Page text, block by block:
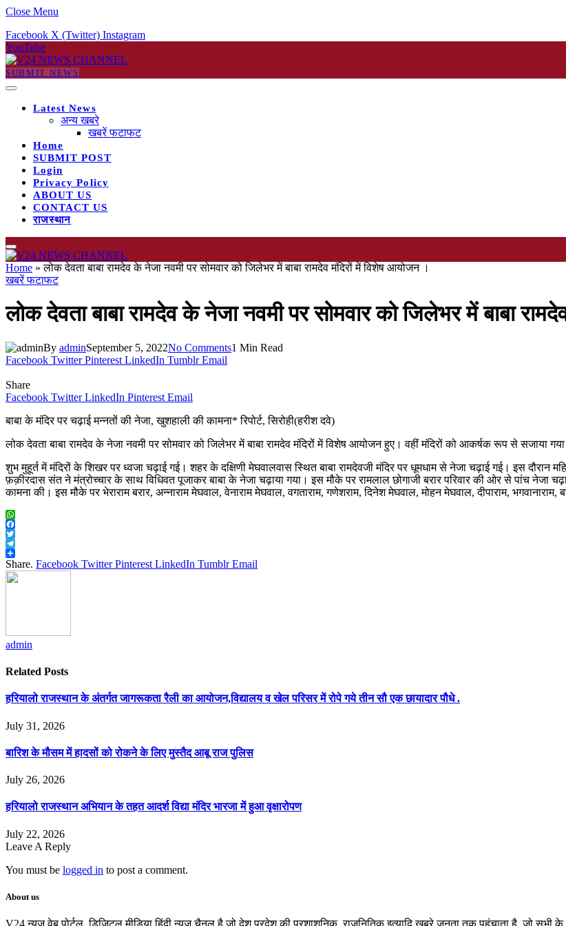
Close Menu
Facebook X (Twitter) Instagram
YouTube
SUBMIT NEWS
Latest News
अन्य खबरे
खबरें फटाफट
Home
SUBMIT POST
Login
Privacy Policy
ABOUT US
CONTACT US
राजस्थान
Home »लोक देवता बाबा रामदेव के नेजा नवमी पर सोमवार को जिलेभर में बाबा रामदेव मंदिरों में विशेष आयोजन ।
खबरें फटाफट
लोक देवता बाबा रामदेव के नेजा नवमी पर सोमवार को जिलेभर में बाबा
By adminSeptember 5, 2022No Comments1 Min Read
Facebook Twitter Pinterest LinkedIn Tumblr Email
Share
Facebook Twitter LinkedIn Pinterest Email
बाबा के मंदिर पर चढ़ाई मन्नतों की नेजा, खुशहाली की कामना* रिपोर्ट, सिरोही(हरीश दवे)
लोक देवता बाबा रामदेव के नेजा नवमी पर सोमवार को जिलेभर में बाबा रामदेव मंदिरों में विशेष आयोजन हुए। वहीं मंदिरों को आकर्षक रूप से सजाया
शुभ मुहूर्त में मंदिरों के शिखर पर ध्वजा चढ़ाई गई। शहर के दक्षिणी मेघवालवास स्थित बाबा रामदेवजी मंदिर पर धूमधाम से नेजा चढ़ाई गई। इस दौरान
फ़क़ीरदास संत ने मंत्रोच्चार के साथ विधिवत पूजाकर बाबा के नेजा चढ़ाया गया। इस मौके पर रामलाल छोगाजी बरार परिवार की ओर से पांच नेजा
कामना की। इस मौके पर भेराराम बरार, अन्नाराम मेघवाल, वेनाराम मेघवाल, वगताराम, गणेशराम, दिनेश मेघवाल, मोहन मेघवाल, दीपाराम, भगवानाराम,
WhatsApp
Facebook
Twitter
Telegram
Share
Share. Facebook Twitter Pinterest LinkedIn Tumblr Email
admin
Related Posts
हरियालो राजस्थान के अंतर्गत जागरूकता रैली का आयोजन,विद्यालय व खेल परिसर में रोपे गये तीन सौ एक छायादार पौधे .
July 31, 2026
बारिश के मौसम में हादसों को रोकने के लिए मुस्तैद आबू राज पुलिस
July 26, 2026
हरियालो राजस्थान अभियान के तहत आदर्श विद्या मंदिर भारजा में हुआ वृक्षारोपण
July 22, 2026
Leave A Reply
You must be logged in to post a comment.
About us
V24 न्यूज़ वेब पोर्टल, डिजिटल मीडिया हिंदी न्यूज़ चैनल है जो देश प्रदेश की प्रशाशनिक, राजनितिक इत्यादि खबरे जनता तक पहुंचाता है, जो